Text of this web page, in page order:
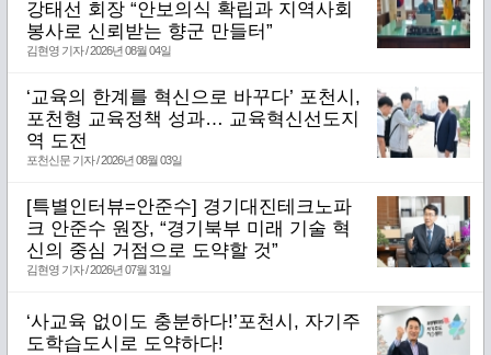
강태선 회장 “안보의식 확립과 지역사회
봉사로 신뢰받는 향군 만들터”
김현영 기자 / 2026년 08월 04일
‘교육의 한계를 혁신으로 바꾸다’ 포천시,
포천형 교육정책 성과… 교육혁신선도지
역 도전
포천신문 기자 / 2026년 08월 03일
[특별인터뷰=안준수] 경기대진테크노파
크 안준수 원장, “경기북부 미래 기술 혁
신의 중심 거점으로 도약할 것”
김현영 기자 / 2026년 07월 31일
‘사교육 없이도 충분하다!’포천시, 자기주
도학습도시로 도약하다!